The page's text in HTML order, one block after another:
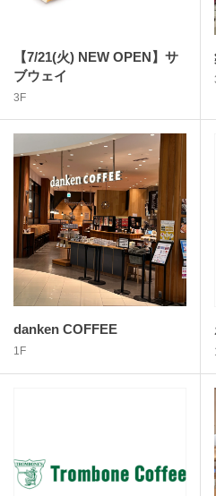
【7/21(火) NEW OPEN】サ
ブウェイ
3F
danken COFFEE
1F